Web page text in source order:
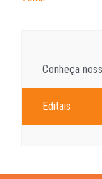
Conheça
Editais